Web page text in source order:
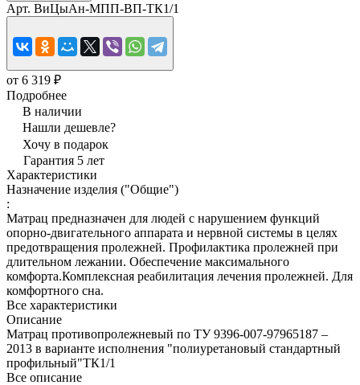
Арт. ВиЦыАн-МПП-ВП-ТК1/1
от 6 319 ₽
Подробнее
В наличии
Нашли дешевле?
Хочу в подарок
Гарантия 5 лет
Характеристики
Назначение изделия ("Общие")
:
Матрац предназначен для людей с нарушением функций
опорно-двигательного аппарата и нервной системы в целях
предотвращения пролежней. Профилактика пролежней при
длительном лежании. Обеспечение максимального
комфорта.Комплексная реабилитация лечения пролежней. Для
комфортного сна.
Все характеристики
Описание
Матрац противопролежневый по ТУ 9396-007-97965187 –
2013 в варианте исполнения "полиуретановый стандартный
профильный"ТК1/1
Все описание